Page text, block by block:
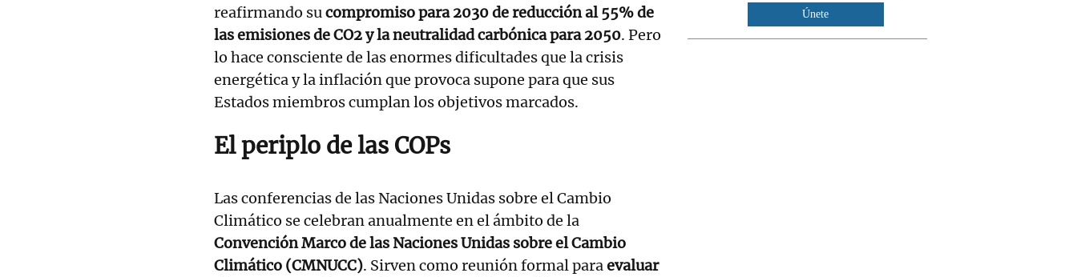
reafirmando sucompromiso para 2030 de reducción al 55% de
las emisiones de CO2 y la neutralidad carbónica para 2050. Pero
lo hace consciente de las enormes dificultades que la crisis
energética y la inflación que provoca supone para que sus
Estados miembros cumplan los objetivos marcados.
El periplo de las COPs
Las conferencias de las Naciones Unidas sobre el Cambio
Climático se celebran anualmente en el ámbito de la
Convención Marco de las Naciones Unidas sobre el Cambio
Climático (CMNUCC). Sirven como reunión formal paraevaluar
Únete